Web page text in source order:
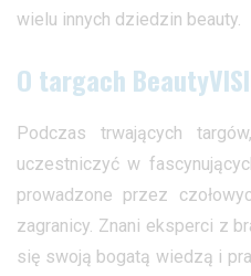
wielu innych dziedzin beauty.
O targach
Podczas trwających
uczestniczyć w
prowadzone przez
zagranicy. Znani eksperci z
się swoją bogatą wiedzą i